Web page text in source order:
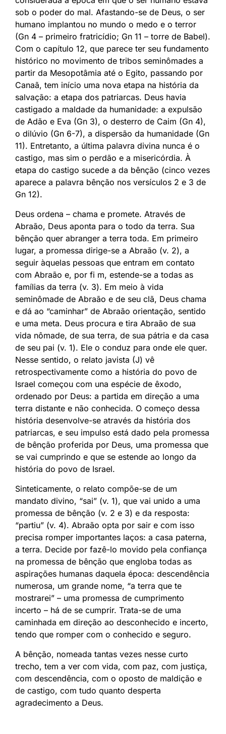
sob o poder do mal. Afastando-se de Deus, o ser
humano implantou no mundo o medo e o terror
(Gn 4 – primeiro fratricídio; Gn 11 – torre de Babel).
Com o capítulo 12, que parece ter seu fundamento
histórico no movimento de tribos seminômades a
partir da Mesopotâmia até o Egito, passando por
Canaã, tem início uma nova etapa na história da
salvação: a etapa dos patriarcas. Deus havia
castigado a maldade da humanidade: a expulsão
de Adão e Eva (Gn 3), o desterro de Caim (Gn 4),
o dilúvio (Gn 6-7), a dispersão da humanidade (Gn
11). Entretanto, a última palavra divina nunca é o
castigo, mas sim o perdão e a misericórdia. À
etapa do castigo sucede a da bênção (cinco vezes
aparece a palavra bênção nos versículos 2 e 3 de
Gn 12).
Deus ordena – chama e promete. Através de
Abraão, Deus aponta para o todo da terra. Sua
bênção quer abranger a terra toda. Em primeiro
lugar, a promessa dirige-se a Abraão (v. 2), a
seguir àquelas pessoas que entram em contato
com Abraão e, por fi m, estende-se a todas as
famílias da terra (v. 3). Em meio à vida
seminômade de Abraão e de seu clã, Deus chama
e dá ao “caminhar” de Abraão orientação, sentido
e uma meta. Deus procura e tira Abraão de sua
vida nômade, de sua terra, de sua pátria e da casa
de seu pai (v. 1). Ele o conduz para onde ele quer.
Nesse sentido, o relato javista (J) vê
retrospectivamente como a história do povo de
Israel começou com una espécie de êxodo,
ordenado por Deus: a partida em direção a uma
terra distante e não conhecida. O começo dessa
história desenvolve-se através da história dos
patriarcas, e seu impulso está dado pela promessa
de bênção proferida por Deus, uma promessa que
se vai cumprindo e que se estende ao longo da
história do povo de Israel.
Sinteticamente, o relato compõe-se de um
mandato divino, “sai” (v. 1), que vai unido a uma
promessa de bênção (v. 2 e 3) e da resposta:
“partiu” (v. 4). Abraão opta por sair e com isso
precisa romper importantes laços: a casa paterna,
a terra. Decide por fazê-lo movido pela confiança
na promessa de bênção que engloba todas as
aspirações humanas daquela época: descendência
numerosa, um grande nome, “a terra que te
mostrarei” – uma promessa de cumprimento
incerto – há de se cumprir. Trata-se de uma
caminhada em direção ao desconhecido e incerto,
tendo que romper com o conhecido e seguro.
A bênção, nomeada tantas vezes nesse curto
trecho, tem a ver com vida, com paz, com justiça,
com descendência, com o oposto de maldição e
de castigo, com tudo quanto desperta
agradecimento a Deus.